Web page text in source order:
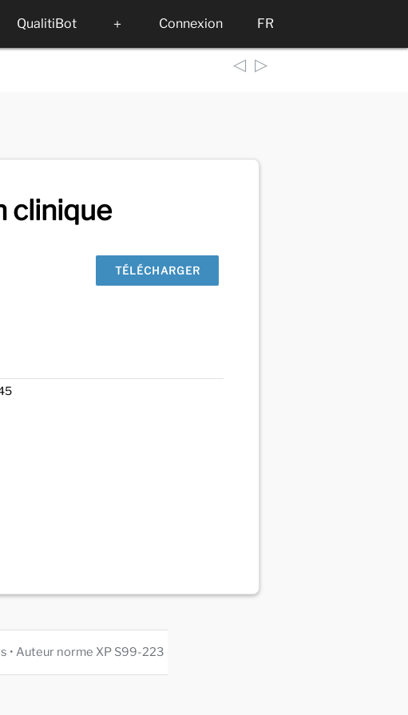
QualitiBot ＋ Connexion FR
◁ ▷
clinique
TÉLÉCHARGER
• Auteur norme XP S99-223